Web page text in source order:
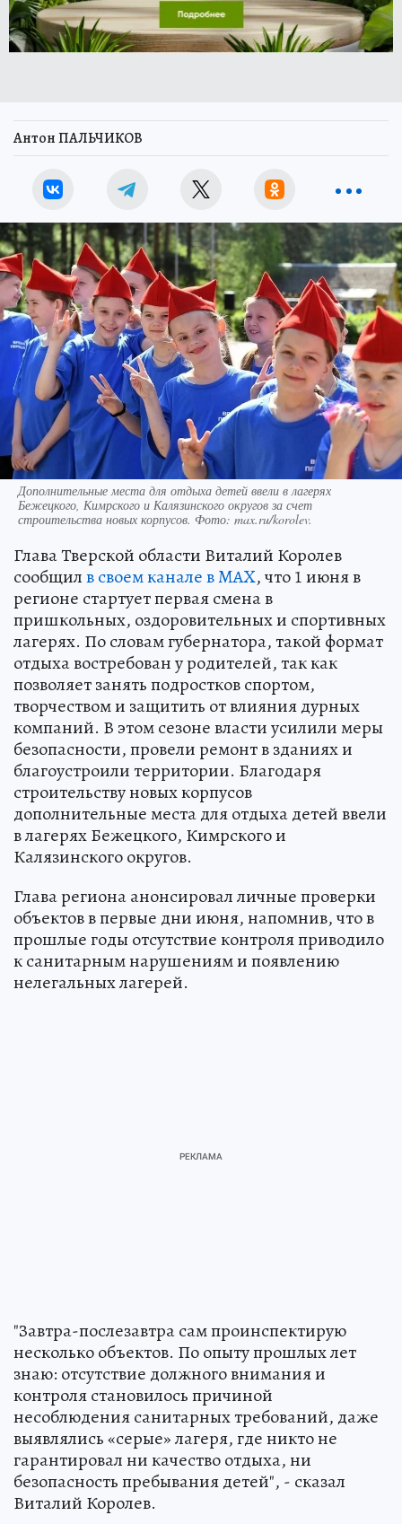
Антон ПАЛЬЧИКОВ
Дополнительные места для отдыха детей ввели в лагерях
Бежецкого, Кимрского и Калязинского округов за счет
строительства новых корпусов. Фото: max.ru/korolev.
Глава Тверской области Виталий Королев
сообщилв своем канале в MAX, что 1 июня в
регионе стартует первая смена в
пришкольных, оздоровительных и спортивных
лагерях. По словам губернатора, такой формат
отдыха востребован у родителей, так как
позволяет занять подростков спортом,
творчеством и защитить от влияния дурных
компаний. В этом сезоне власти усилили меры
безопасности, провели ремонт в зданиях и
благоустроили территории. Благодаря
строительству новых корпусов
дополнительные места для отдыха детей ввели
в лагерях Бежецкого, Кимрского и
Калязинского округов.
Глава региона анонсировал личные проверки
объектов в первые дни июня, напомнив, что в
прошлые годы отсутствие контроля приводило
к санитарным нарушениям и появлению
нелегальных лагерей.
"Завтра-послезавтра сам проинспектирую
несколько объектов. По опыту прошлых лет
знаю: отсутствие должного внимания и
контроля становилось причиной
несоблюдения санитарных требований, даже
выявлялись «серые» лагеря, где никто не
гарантировал ни качество отдыха, ни
безопасность пребывания детей", - сказал
Виталий Королев.